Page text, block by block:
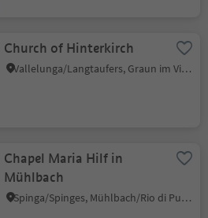
Church of Hinterkirch
Vallelunga/Langtaufers, Graun im Vinschgau/Curon Venosta, Vinschgau/Val Venosta
Chapel Maria Hilf in
Mühlbach
Spinga/Spinges, Mühlbach/Rio di Pusteria, Brixen/Bressanone and environs